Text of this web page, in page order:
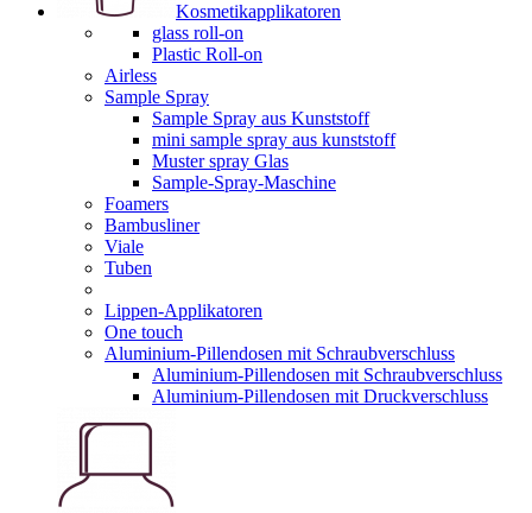
Kosmetikapplikatoren
glass roll-on
Plastic Roll-on
Airless
Sample Spray
Sample Spray aus Kunststoff
mini sample spray aus kunststoff
Muster spray Glas
Sample-Spray-Maschine
Foamers
Bambusliner
Viale
Tuben
Lippen-Applikatoren
One touch
Aluminium-Pillendosen mit Schraubverschluss
Aluminium-Pillendosen mit Schraubverschluss
Aluminium-Pillendosen mit Druckverschluss